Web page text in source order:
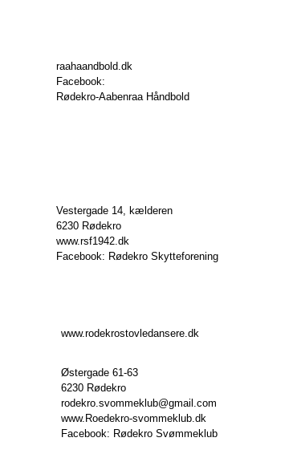
raahaandbold.dk
Facebook:
Rødekro-Aabenraa Håndbold
Vestergade 14, kælderen
6230 Rødekro
www.rsf1942.dk
Facebook: Rødekro Skytteforening
www.rodekrostovledansere.dk
Østergade 61-63
6230 Rødekro
rodekro.svommeklub@gmail.com
www.Roedekro-svommeklub.dk
Facebook: Rødekro Svømmeklub